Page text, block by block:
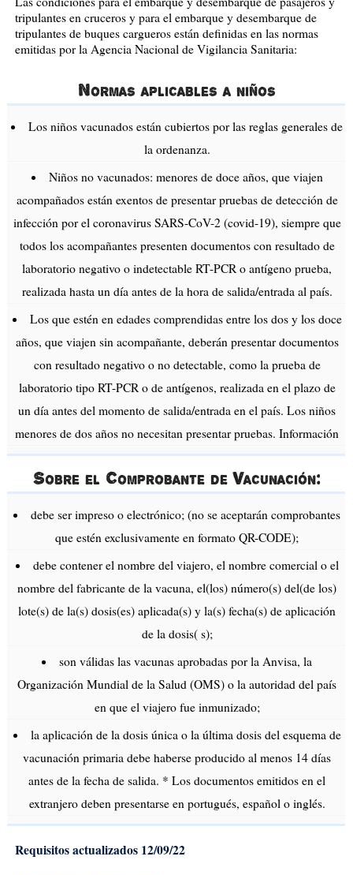
tripulantes en cruceros y para el embarque y desembarque de
tripulantes de buques cargueros están definidas en las normas
emitidas por la Agencia Nacional de Vigilancia Sanitaria:
Normas aplicables a niños
Los niños vacunados están cubiertos por las reglas generales de
la ordenanza.
Niños no vacunados: menores de doce años, que viajen
acompañados están exentos de presentar pruebas de detección de
infección por el coronavirus SARS-CoV-2 (covid-19), siempre que
todos los acompañantes presenten documentos con resultado de
laboratorio negativo o indetectable RT-PCR o antígeno prueba,
realizada hasta un día antes de la hora de salida/entrada al país.
Los que estén en edades comprendidas entre los dos y los doce
años, que viajen sin acompañante, deberán presentar documentos
con resultado negativo o no detectable, como la prueba de
laboratorio tipo RT-PCR o de antígenos, realizada en el plazo de
un día antes del momento de salida/entrada en el país. Los niños
menores de dos años no necesitan presentar pruebas. Información
Sobre el Comprobante de Vacunación:
debe ser impreso o electrónico; (no se aceptarán comprobantes
que estén exclusivamente en formato QR-CODE);
debe contener el nombre del viajero, el nombre comercial o el
nombre del fabricante de la vacuna, el(los) número(s) del(de los)
lote(s) de la(s) dosis(es) aplicada(s) y la(s) fecha(s) de aplicación
de la dosis( s);
son válidas las vacunas aprobadas por la Anvisa, la
Organización Mundial de la Salud (OMS) o la autoridad del país
en que el viajero fue inmunizado;
la aplicación de la dosis única o la última dosis del esquema de
vacunación primaria debe haberse producido al menos 14 días
antes de la fecha de salida. * Los documentos emitidos en el
extranjero deben presentarse en portugués, español o inglés.
Requisitos actualizados 12/09/22